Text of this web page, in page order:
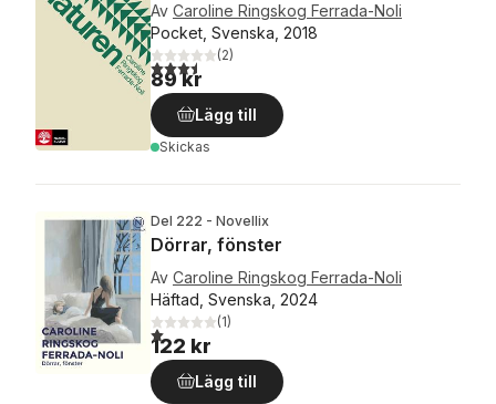
Av Caroline Ringskog Ferrada-Noli
Pocket, Svenska, 2018
3,5utav 5 stjärnor. Totalt antal röster:
(2)
89 kr
Lägg till
Skickas
Del 222 - Novellix
Dörrar, fönster
Av Caroline Ringskog Ferrada-Noli
Häftad, Svenska, 2024
1,0utav 5 stjärnor. Totalt antal röster:
(1)
122 kr
Lägg till